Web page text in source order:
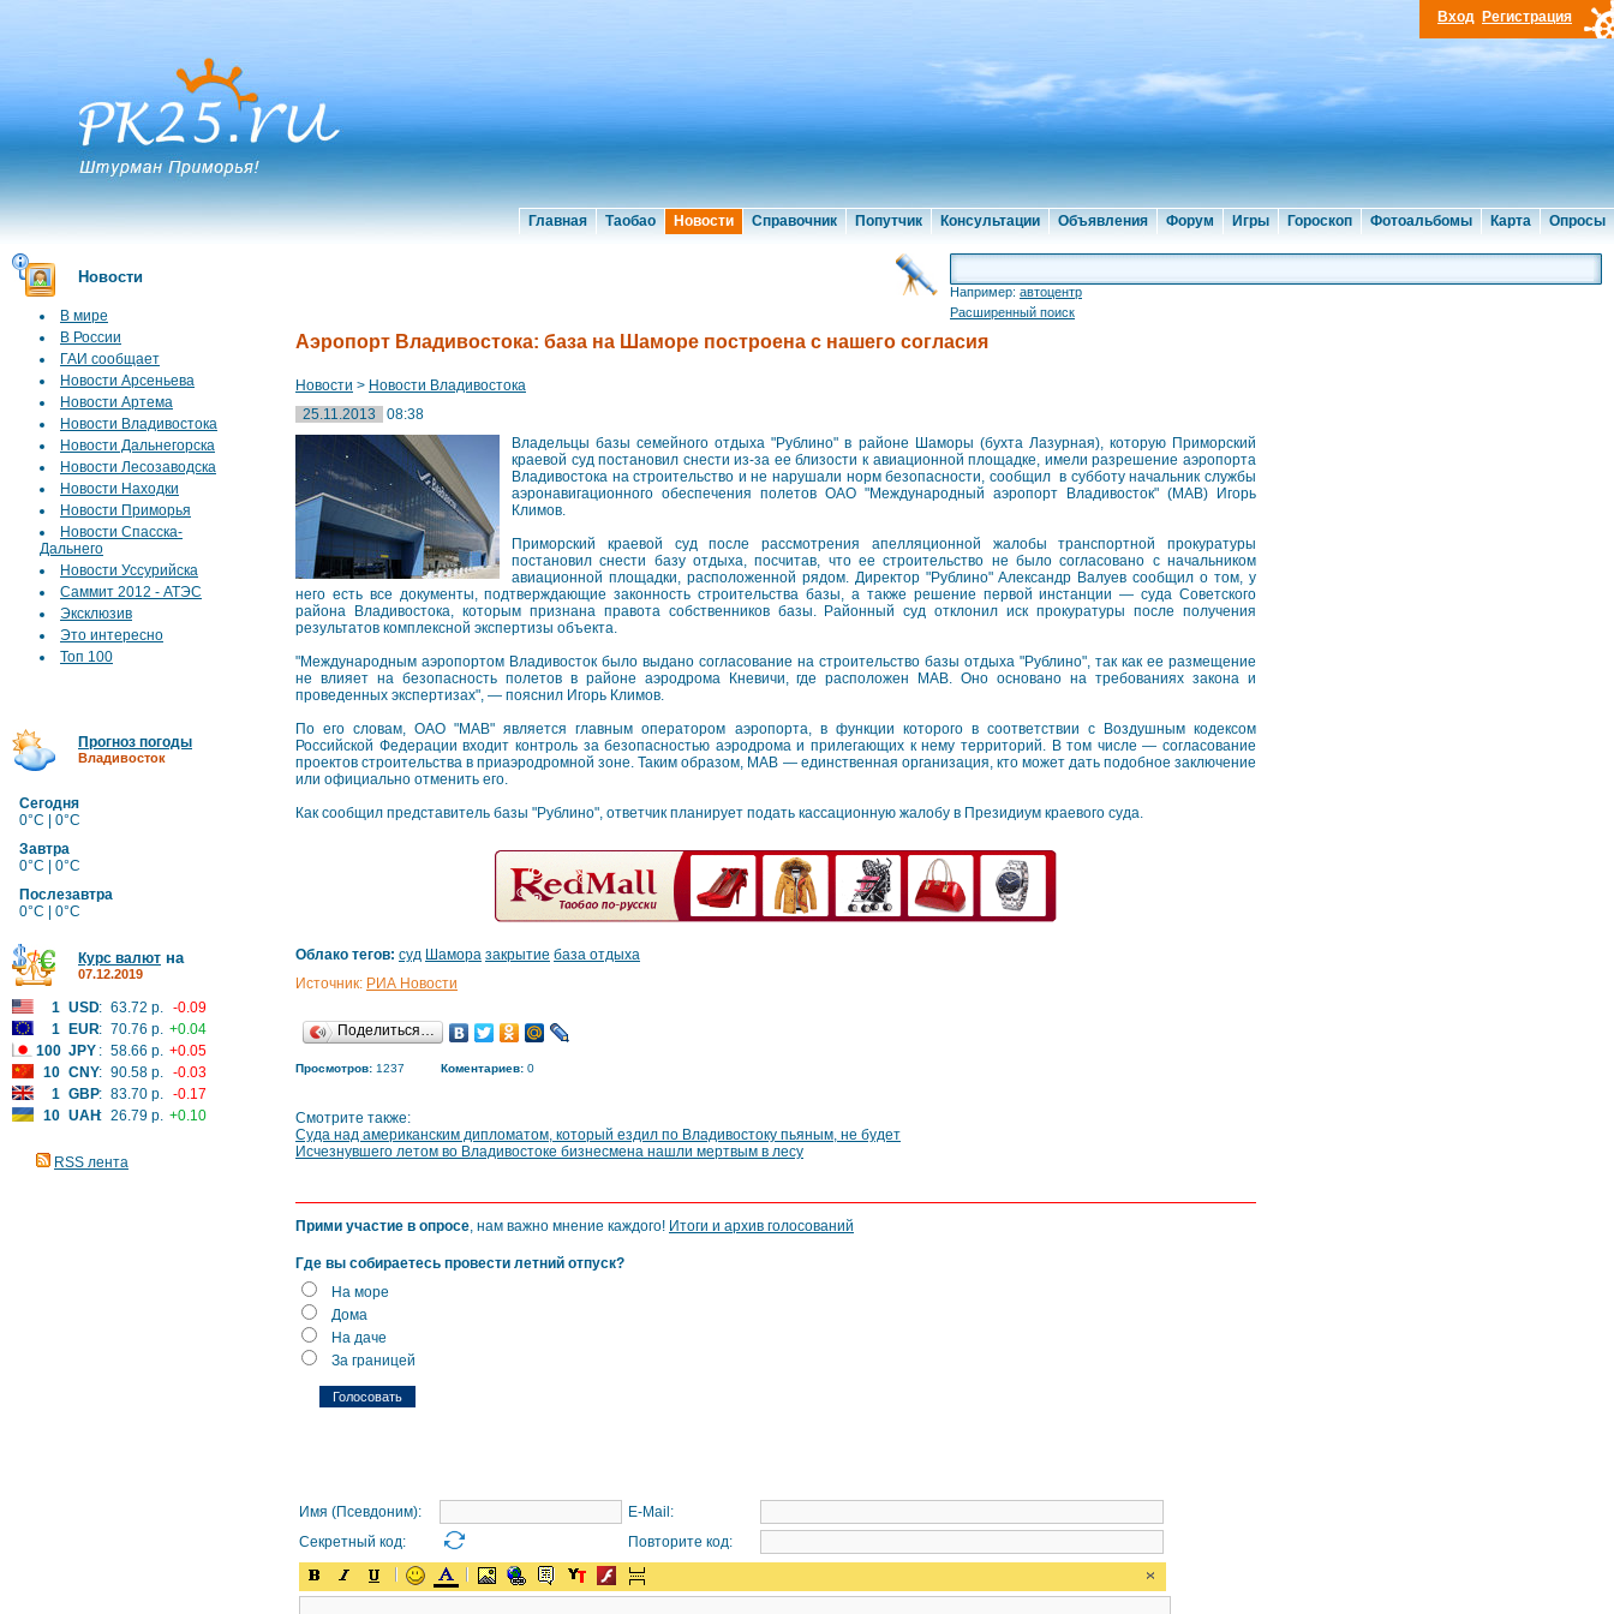
Главная Таобао Новости Справочник Попутчик Консультации Объявления Форум Игры Гороскоп Фотоальбомы Карта Опросы
Вход Регистрация
Новости
В мире
В России
ГАИ сообщает
Новости Арсеньева
Новости Артема
Новости Владивостока
Новости Дальнегорска
Новости Лесозаводска
Новости Находки
Новости Приморья
Новости Спасска-
Дальнего
Новости Уссурийска
Саммит 2012 - АТЭС
Эксклюзив
Это интересно
Топ 100
Прогноз погоды
Владивосток
Сегодня
0°C | 0°C
Завтра
0°C | 0°C
Послезавтра
0°C | 0°C
Курс валют на
07.12.2019
1 USD: 63.72 р. -0.09
1
EUR: 70.76 р. +0.04
100 JPY : 58.66 р. +0.05
10 CNY: 90.58 р. -0.03
1 GBP: 83.70 р. -0.17
10 UAH: 26.79 р. +0.10
RSS лента
Например: автоцентр
Расширенный поиск
Аэропорт Владивостока: база на Шаморе построена с нашего согласия
Новости > Новости Владивостока
25.11.2013
08:38
Владельцы базы семейного отдыха "Рублино" в районе Шаморы (бухта Лазурная), которую Приморский
краевой суд постановил снести из-за ее близости к авиационной площадке, имели разрешение аэропорта
Владивостока на строительство и не нарушали норм безопасности, сообщил в субботу начальник службы
аэронавигационного обеспечения полетов ОАО "Международный аэропорт Владивосток" (МАВ) Игорь
Климов.
Приморский краевой суд после рассмотрения апелляционной жалобы транспортной прокуратуры
постановил снести базу отдыха, посчитав, что ее строительство не было согласовано с начальником
авиационной площадки, расположенной рядом. Директор "Рублино" Александр Валуев сообщил о том, у
него есть все документы, подтверждающие законность строительства базы, а также решение первой инстанции — суда Советского
района Владивостока, которым признана правота собственников базы. Районный суд отклонил иск прокуратуры после получения
результатов комплексной экспертизы объекта.
"Международным аэропортом Владивосток было выдано согласование на строительство базы отдыха "Рублино", так как ее размещение
не влияет на безопасность полетов в районе аэродрома Кневичи, где расположен МАВ. Оно основано на требованиях закона и
проведенных экспертизах", — пояснил Игорь Климов.
По его словам, ОАО "МАВ" является главным оператором аэропорта, в функции которого в соответствии с Воздушным кодексом
Российской Федерации входит контроль за безопасностью аэродрома и прилегающих к нему территорий. В том числе — согласование
проектов строительства в приаэродромной зоне. Таким образом, МАВ — единственная организация, кто может дать подобное заключение
или официально отменить его.
Как сообщил представитель базы "Рублино", ответчик планирует подать кассационную жалобу в Президиум краевого суда.
Облако тегов: суд Шамора закрытие база отдыха
Источник: РИА Новости
Поделиться…
Просмотров: 1237 Коментариев: 0
Смотрите также:
Суда над американским дипломатом, который ездил по Владивостоку пьяным, не будет
Исчезнувшего летом во Владивостоке бизнесмена нашли мертвым в лесу
Прими участие в опросе, нам важно мнение каждого! Итоги и архив голосований
Где вы собираетесь провести летний отпуск?
На море
Дома
На даче
За границей
Имя (Псевдоним):
E-Mail:
Секретный код:
Повторите код: